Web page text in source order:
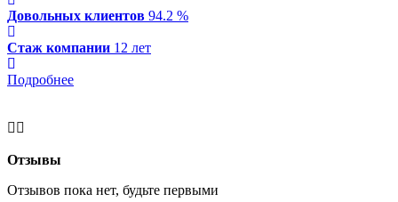
Довольных клиентов 94.2 %
Стаж компании 12 лет
Подробнее
Отзывы
Отзывов пока нет, будьте первыми